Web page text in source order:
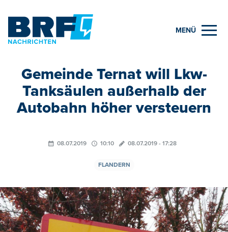
MENÜ
Gemeinde Ternat will Lkw-
Tanksäulen außerhalb der
Autobahn höher versteuern
08.07.2019 10:10 08.07.2019 - 17:28
FLANDERN